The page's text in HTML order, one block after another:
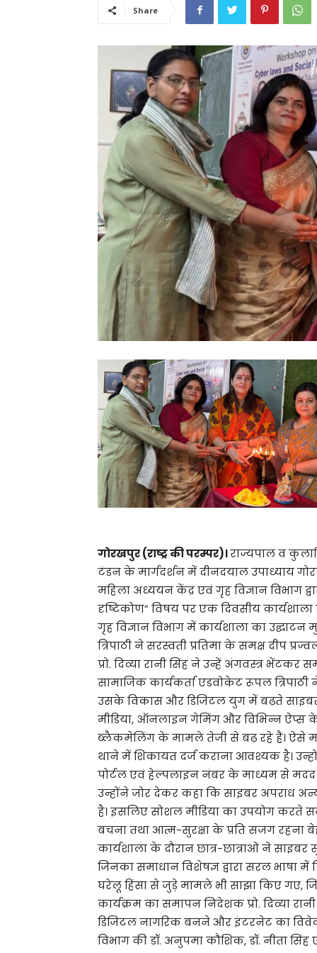
Share
गोरखपुर (राष्ट्र की परम्पर)।राज्यपाल व
टंडन के मार्गदर्शन में दीनदयाल उपाध्याय
महिला अध्ययन केंद्र एवं गृह विज्ञान विभाग
दृष्टिकोण” विषय पर एक दिवसीय
गृह विज्ञान विभाग में कार्यशाला का
त्रिपाठी ने सरस्वती प्रतिमा के समक्ष दीप
प्रो. दिव्या रानी सिंह ने उन्हें अंगवस्त्र भेंटकर
सामाजिक कार्यकर्ता एडवोकेट रूपल
उसके विकास और डिजिटल युग में बढ़ते साइबर
मीडिया, ऑनलाइन गेमिंग और विभिन्न ऐप्स
ब्लैकमेलिंग के मामले तेजी से बढ़ रहे हैं। ऐसे
थाने में शिकायत दर्ज कराना आवश्यक है।
पोर्टल एवं हेल्पलाइन नंबर के माध्यम से मदद
उन्होंने जोर देकर कहा कि साइबर अपराध
है। इसलिए सोशल मीडिया का उपयोग करते
बचना तथा आत्म-सुरक्षा के प्रति सजग रहना
कार्यशाला के दौरान छात्र-छात्राओं ने
जिनका समाधान विशेषज्ञ द्वारा सरल भाषा
घरेलू हिंसा से जुड़े मामले भी साझा किए गए,
कार्यक्रम का समापन निदेशक प्रो. दिव्या
डिजिटल नागरिक बनने और इंटरनेट का
विभाग की डॉ. अनुपमा कौशिक, डॉ. नीता सिंह